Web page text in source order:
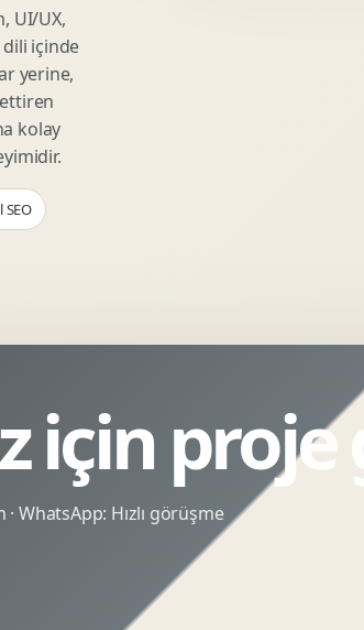
UI/UX,
içinde
yerine,
kolay
SEO
için
· WhatsApp: Hızlı görüşme